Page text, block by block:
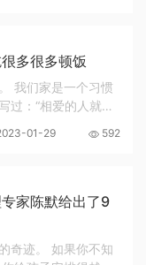
多很多顿饭
我们家是一个习惯
过：“相爱的人就是
说《放慢脚步去长
01-29 592
家陈默给出了9
奇迹。 如果你不知